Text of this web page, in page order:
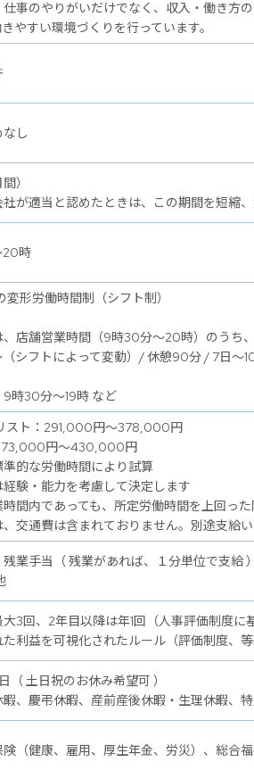
事のやりがいだけでなく、収入・働き方
やすい環境づくりを行っています。
し
）
社が適当と認めたときは、この期間を短縮
20時
変形労働時間制（シフト制）
店舗営業時間（9時30分～20時）のうち、
（シフトによって変動）/ 休憩90分 / 7日～
9時30分～19時 など
スト：291,000円～378,000円
円～430,000円
的な労働時間により試算
験・能力を考慮して決定します
間内であっても、所定労働時間を上回った
交通費は含まれておりません。別途支給い
業手当（ 残業があれば、１分単位で支給
3回、2年目以降は年1回（人事評価制度
利益を可視化されたルール（評価制度、
（ 土日祝のお休み希望可 ）
、慶弔休暇、産前産後休暇・生理休暇、
（健康、雇用、厚生年金、労災）、総合